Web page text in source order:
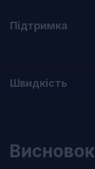
Підтримка
Швидкість
Висновок